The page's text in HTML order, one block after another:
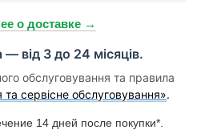
о доставке →
— від 3 до 24 місяців.
обслуговування та правила
та сервісне обслуговування».
14 дней после покупки*.